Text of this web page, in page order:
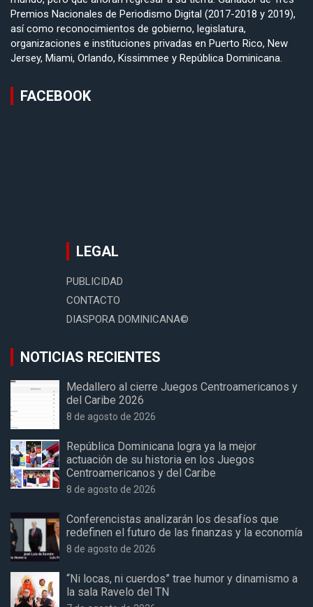
Premios Nacionales de Periodismo Digital (2017-2018 y 2019),
así como reconocimientos de gobierno, legislatura,
organizaciones e instituciones privadas en Puerto Rico, New
Jersey, Miami, Orlando, Kissimmee y República Dominicana.
FACEBOOK
LEGAL
PUBLICIDAD
CONTACTO
DIASPORA DOMINICANA©
NOTICIAS RECIENTES
Medallero al cierre Juegos Centroamericanos y
del Caribe 2026
8 de agosto de 2026
República Dominicana logra ya la mejor
actuación de su historia en los Juegos
Centroamericanos y del Caribe
8 de agosto de 2026
Conferencistas analizarán los desafíos que
redefinen el futuro de las finanzas y la economía
8 de agosto de 2026
“Ni locas, ni cuerdos” trae humor y dinamismo a
la sala Ravelo del TN